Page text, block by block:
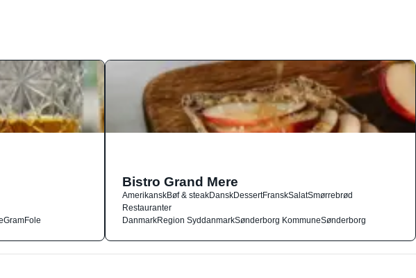
GramFole
Bistro Grand Mere
AmerikanskBøf & steakDanskDessertFranskSalatSmørrebrød
Restauranter
DanmarkRegion SyddanmarkSønderborg KommuneSønderborg